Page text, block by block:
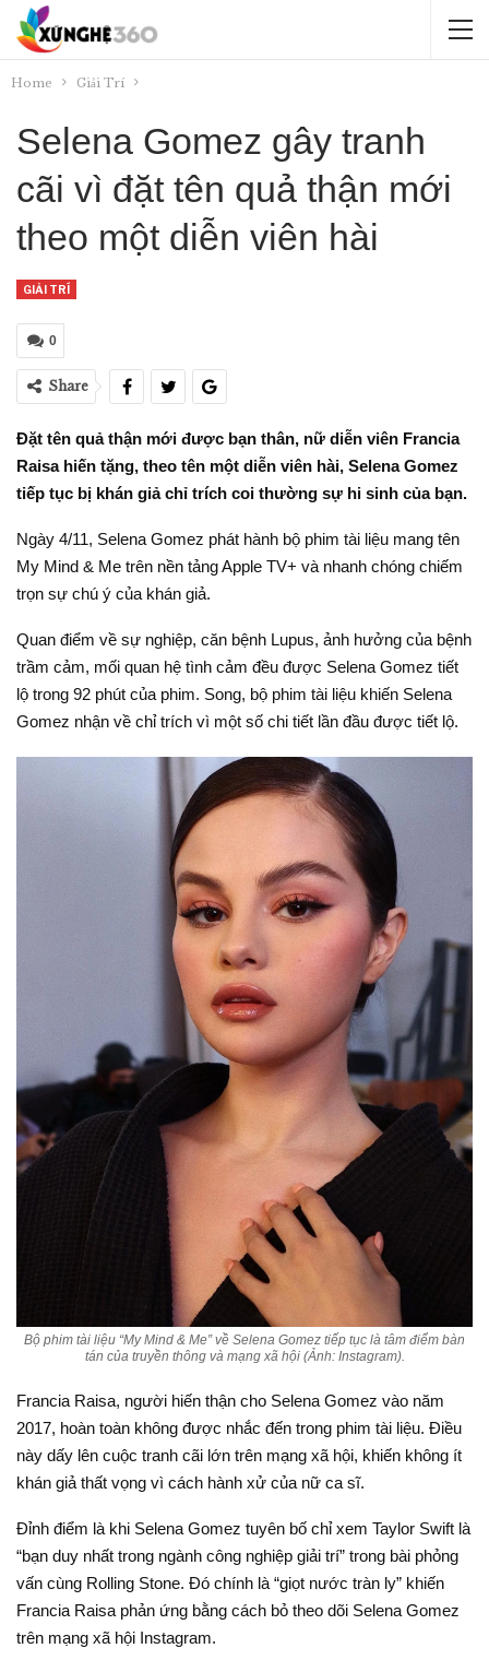
Home Giải Trí
Selena Gomez gây tranh
cãi vì đặt tên quả thận mới
theo một diễn viên hài
GIẢI TRÍ
0
Share
Đặt tên quả thận mới được bạn thân, nữ diễn viên Francia
Raisa hiến tặng, theo tên một diễn viên hài, Selena Gomez
tiếp tục bị khán giả chỉ trích coi thường sự hi sinh của bạn.
Ngày 4/11, Selena Gomez phát hành bộ phim tài liệu mang tên
My Mind & Me trên nền tảng Apple TV+ và nhanh chóng chiếm
trọn sự chú ý của khán giả.
Quan điểm về sự nghiệp, căn bệnh Lupus, ảnh hưởng của bệnh
trầm cảm, mối quan hệ tình cảm đều được Selena Gomez tiết
lộ trong 92 phút của phim. Song, bộ phim tài liệu khiến Selena
Gomez nhận về chỉ trích vì một số chi tiết lần đầu được tiết lộ.
Bộ phim tài liệu “My Mind & Me” về Selena Gomez tiếp tục là tâm điểm bàn
tán của truyền thông và mạng xã hội (Ảnh: Instagram).
Francia Raisa, người hiến thận cho Selena Gomez vào năm
2017, hoàn toàn không được nhắc đến trong phim tài liệu. Điều
này dấy lên cuộc tranh cãi lớn trên mạng xã hội, khiến không ít
khán giả thất vọng vì cách hành xử của nữ ca sĩ.
Đỉnh điểm là khi Selena Gomez tuyên bố chỉ xem Taylor Swift là
“bạn duy nhất trong ngành công nghiệp giải trí” trong bài phỏng
vấn cùng Rolling Stone. Đó chính là “giọt nước tràn ly” khiến
Francia Raisa phản ứng bằng cách bỏ theo dõi Selena Gomez
trên mạng xã hội Instagram.